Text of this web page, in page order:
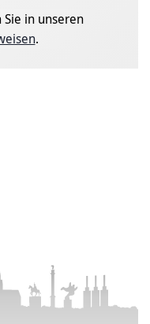
in unseren
.